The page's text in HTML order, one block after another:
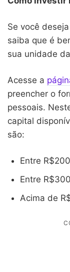
Se você
saiba que é
sua unidade
Acesse a
preencher o
pessoais.
capital
são:
Entre
Entre
Acima de